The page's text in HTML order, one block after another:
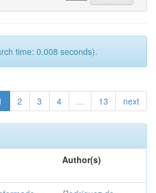
time: 0.008 seconds).
2 3 4 ... 13 next
Author(s)